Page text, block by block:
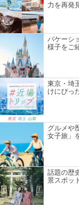
力を再発
バケーシ
様子をご
東京・埼
けにぴっ
グルメや
女子旅」
話題の歴
景スポッ